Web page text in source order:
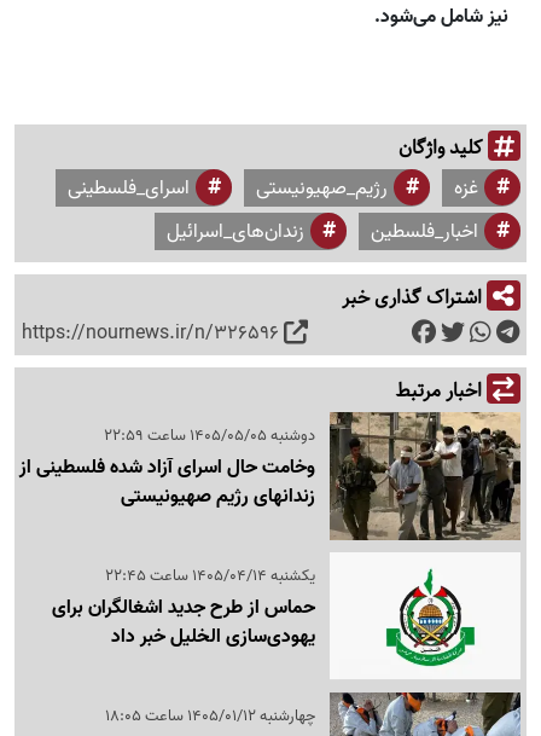
نیز شامل می‌شود.
کلید واژگان
غزه رژیم_صهیونیستی
اسرای_فلسطینی
اخبار_فلسطین
زندان‌های_اسرائیل
اشتراک گذاری خبر
https://nournews.ir/n/326596
اخبار مرتبط
دوشنبه 1405/05/05 ساعت 22:59
وخامت حال اسرای آزاد شده فلسطینی از
زندانهای رژیم صهیونیستی
یکشنبه 1405/04/14 ساعت 22:45
حماس از طرح جدید اشغالگران برای
یهودی‌سازی الخلیل خبر داد
چهارشنبه 1405/01/12 ساعت 18:05